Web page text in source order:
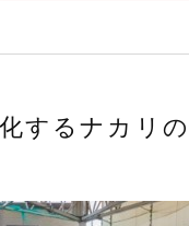
するナカリ